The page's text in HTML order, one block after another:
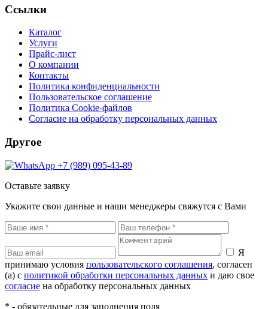
Ссылки
Каталог
Услуги
Прайс-лист
О компании
Контакты
Политика конфиденциальности
Пользовательское соглашение
Политика Cookie-файлов
Согласие на обработку персональных данных
Другое
+7 (989) 095-43-89
Оставьте заявку
Укажите свои данные и наши менеджеры свяжутся с Вами
Я
принимаю условия пользовательского соглашения, согласен
(а) с политикой обработки персональных данных и даю свое
согласие на обработку персональных данных
* - обязательные для заполнения поля